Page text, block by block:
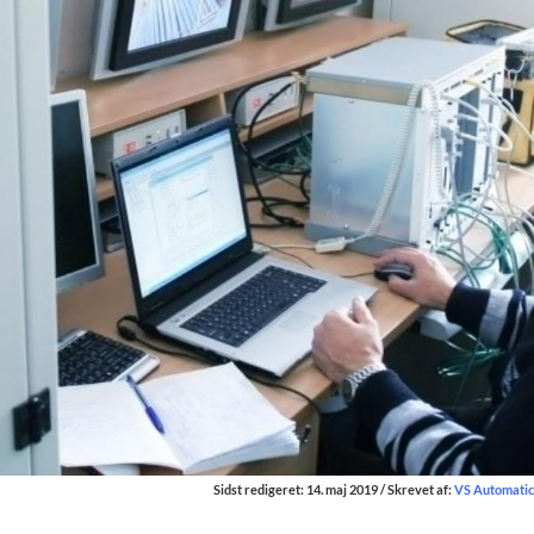
Sidst redigeret: 14. maj 2019 / Skrevet af:VS Automatic